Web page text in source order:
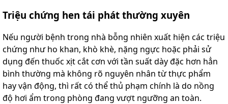
Triệu chứng hen tái phát thường xuyên
Nếu người bệnh trong nhà bỗng nhiên xuất hiện các triệu
chứng như ho khan, khò khè, nặng ngực hoặc phải sử
dụng đến thuốc xịt cắt cơn với tần suất dày đặc hơn hẳn
bình thường mà không rõ nguyên nhân từ thực phẩm
hay vận động, thì rất có thể thủ phạm chính là do nồng
độ hơi ẩm trong phòng đang vượt ngưỡng an toàn.